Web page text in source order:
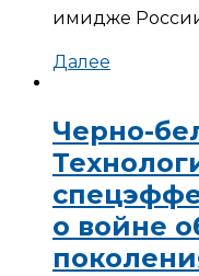
имидже
Далее
Черно-
о войне